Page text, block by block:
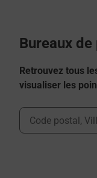
Bureaux
Retrouvez tous
visualiser les
Ville,